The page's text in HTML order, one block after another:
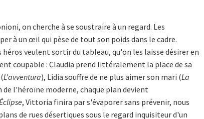
on cherche à se soustraire à un regard. Les
à un œil qui pèse de tout son poids dans le cadre.
héros veulent sortir du tableau, qu'on les laisse désirer en
coupable : Claudia prend littéralement la place de sa
L'avventura), Lidia souffre de ne plus aimer son mari (La
l'héroïne moderne, chaque plan devient
, Vittoria finira par s'évaporer sans prévenir, nous
de rues désertiques sous le regard inquisiteur d'un